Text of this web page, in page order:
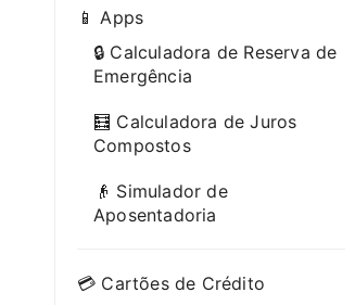
📱 Apps
🔒 Calculadora de Reserva de
Emergência
🧮 Calculadora de Juros
Compostos
👴 Simulador de
Aposentadoria
💳 Cartões de Crédito